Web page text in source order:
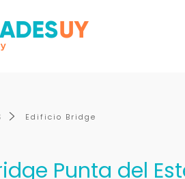
Edificio Bridge
Punta del